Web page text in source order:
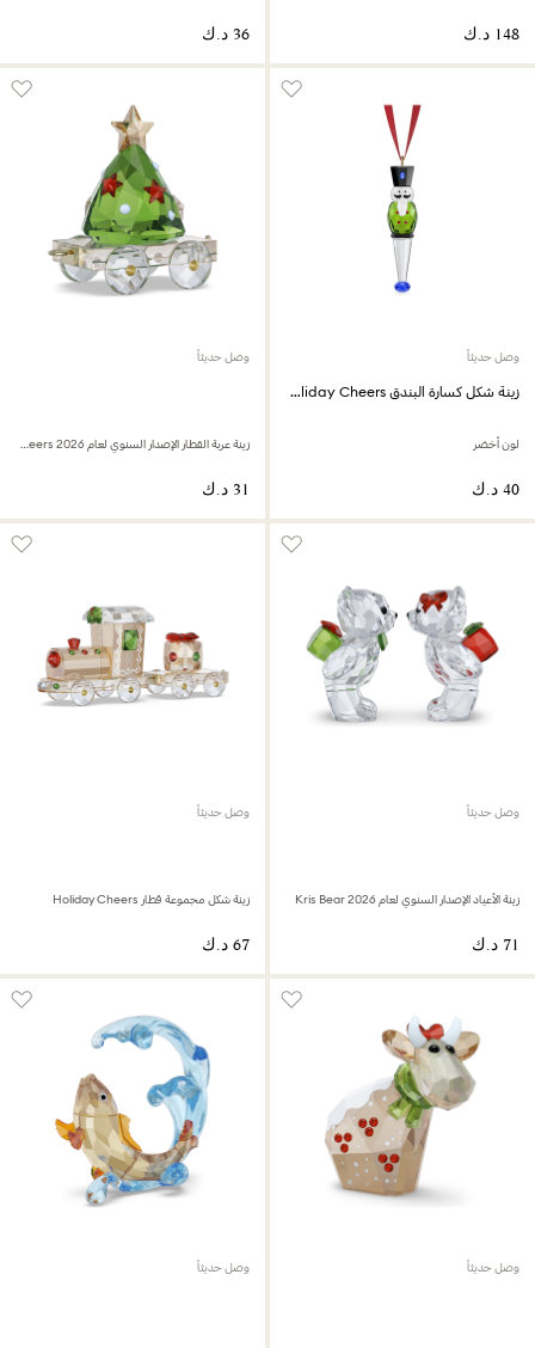
وصل حديثاً
زينة شكل كسارة البندق Holiday Cheers
لون أخضر
وصل حديثاً
زينة عربة القطار الإصدار السنوي لعام 2026 Holiday Cheers
وصل حديثاً
زينة الأعياد الإصدار السنوي لعام 2026 Kris Bear
وصل حديثاً
زينة شكل مجموعة قطار Holiday Cheers
وصل حديثاً وصل حديثاً